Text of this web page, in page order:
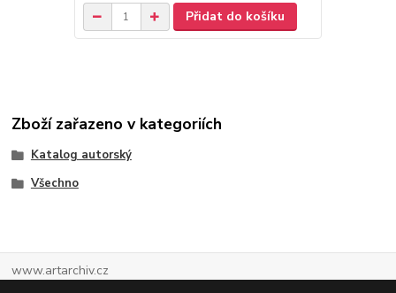
Přidat do košíku
Zboží zařazeno v kategoriích
Katalog autorský
Všechno
www.artarchiv.cz